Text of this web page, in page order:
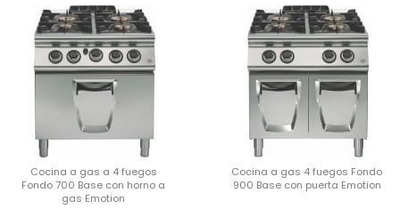
Cocina a gas a 4 fuegos
Fondo 700 Base con horno a
gas Emotion
Cocina a gas 4 fuegos Fondo
900 Base con puerta Emotion